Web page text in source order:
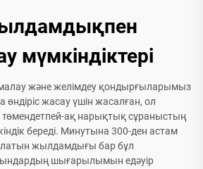
мүмкіндіктері
және желімдеу қондырғыларымыз
жасау үшін жасалған, ол
төмендетпей-ақ нарықтық сұраныстың
береді. Минутына 300-ден астам
жылдамдығы бар бұл
шығарылымын едәуір